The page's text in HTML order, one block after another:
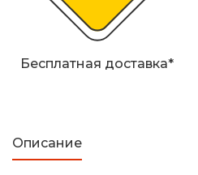
Бесплатная доставка*
Описание